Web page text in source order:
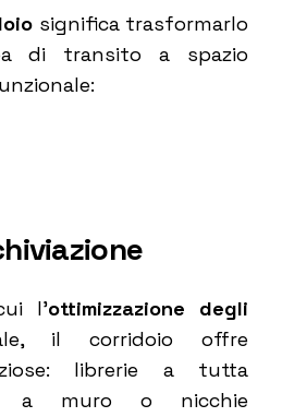
significa trasformarlo
di transito a spazio
l’ottimizzazione degli
il corridoio offre
librerie a tutta
a muro o nicchie